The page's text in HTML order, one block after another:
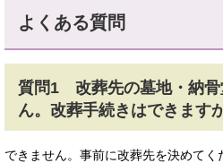
よくある質問
質問1 改葬先の墓地・納骨
ん。改葬手続きはできます
できません。事前に改葬先を決めてく